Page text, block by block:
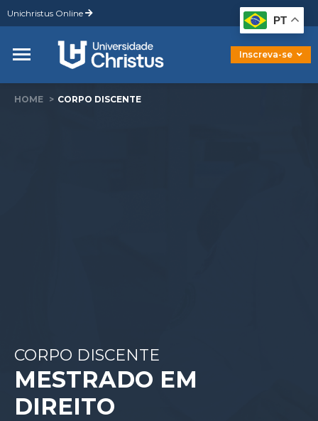
Unichristus Online
Inscreva-se
Graduação
Pós-Graduação
Mestrado
Doutorado
HOME CORPO DISCENTE
CORPO DISCENTE
MESTRADO EM
DIREITO
PT